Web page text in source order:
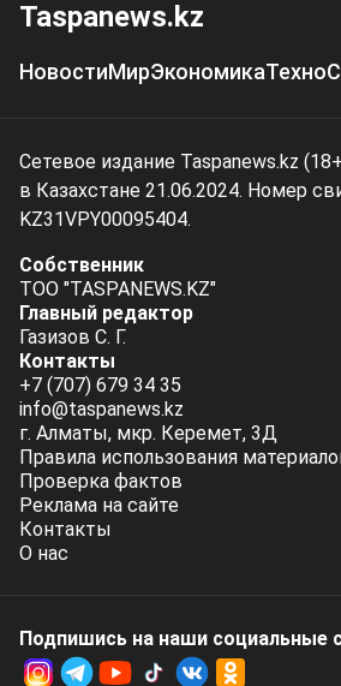
Taspanews.kz
НовостиМирЭкономикаТехно
Сетевое издание Taspanews.kz
в Казахстане 21.06.2024. Номер
KZ31VPY00095404.
Собственник
ТОО "TASPANEWS.KZ"
Главный редактор
Газизов С. Г.
Контакты
+7 (707) 679 34 35
info@taspanews.kz
г. Алматы, мкр. Керемет, 3Д
Правила использования
Проверка фактов
Реклама на сайте
Контакты
О нас
Подпишись на наши социальные